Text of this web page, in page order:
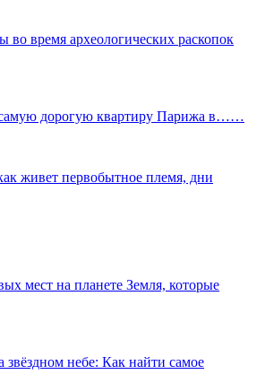
время археологических раскопок
самую дорогую квартиру Парижа в……
живет первобытное племя, дни
мест на планете Земля, которые
небе: Как найти самое